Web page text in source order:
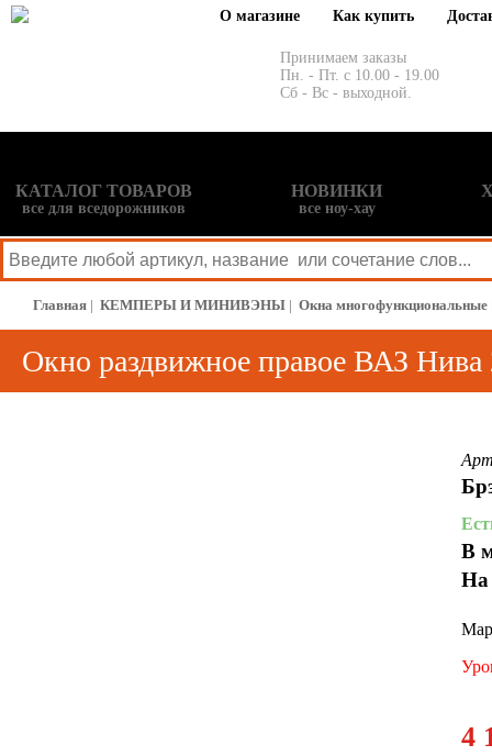
О магазине Как купить
Принимаем заказы
Пн. - Пт. с 10.00 - 19.00
Сб - Вс - выходной.
КАТАЛОГ ТОВАРОВ
все для вседорожников
НОВИНКИ
все ноу-хау
Главная | КЕМПЕРЫ И МИНИВЭНЫ | Окна многофункциональные
Окно раздвижное правое ВАЗ Нива
В
На
4